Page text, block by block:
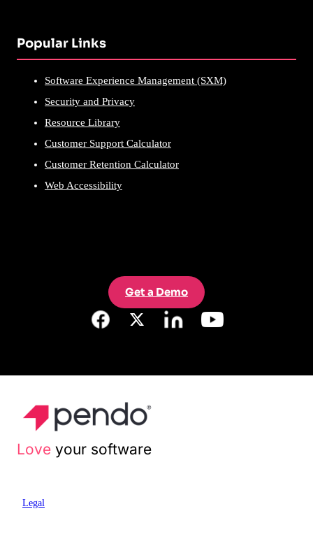
Popular Links
Software Experience Management (SXM)
Security and Privacy
Resource Library
Customer Support Calculator
Customer Retention Calculator
Web Accessibility
Get a Demo
Love your software
Legal